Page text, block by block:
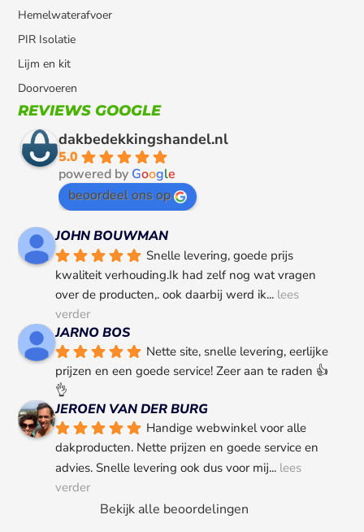
Hemelwaterafvoer
PIR Isolatie
Lijm en kit
Doorvoeren
REVIEWS GOOGLE
dakbedekkingshandel.nl
5.0
powered by Google
beoordeel ons op
JOHN BOUWMAN
Snelle levering, goede prijs
kwaliteit verhouding.Ik had zelf nog wat vragen
over de producten,. ook daarbij werd ik... lees
verder
JARNO BOS
Nette site, snelle levering, eerlijke
prijzen en een goede service! Zeer aan te raden 👍
👌
JEROEN VAN DER BURG
Handige webwinkel voor alle
dakproducten. Nette prijzen en goede service en
advies. Snelle levering ook dus voor mij... lees
verder
Bekijk alle beoordelingen